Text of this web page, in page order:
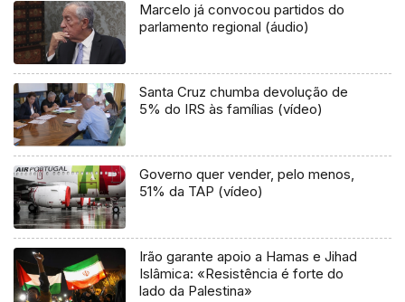
Marcelo já convocou partidos do
parlamento regional (áudio)
Santa Cruz chumba devolução de
5% do IRS às famílias (vídeo)
Governo quer vender, pelo menos,
51% da TAP (vídeo)
Irão garante apoio a Hamas e Jihad
Islâmica: «Resistência é forte do
lado da Palestina»